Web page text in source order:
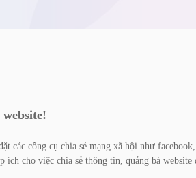
các công cụ chia sẻ mạng xã hội như
cho việc chia sẻ thông tin, quảng bá website